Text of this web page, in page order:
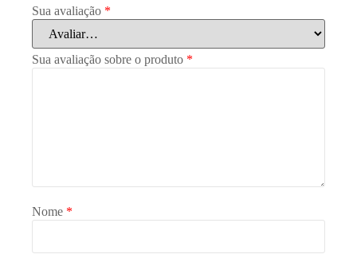
Sua avaliação *
Sua avaliação sobre o produto *
Nome *